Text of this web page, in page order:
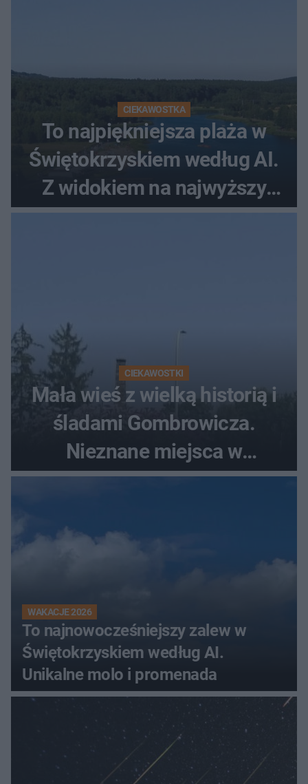
CIEKAWOSTKA
To najpiękniejsza plaża w
Świętokrzyskiem według AI.
Z widokiem na najwyższy
szczyt Gór Świętokrzyskich
CIEKAWOSTKI
Mała wieś z wielką historią i
śladami Gombrowicza.
Nieznane miejsca w
Świętokrzyskiem
WAKACJE 2026
To najnowocześniejszy zalew w
Świętokrzyskiem według AI.
Unikalne molo i promenada